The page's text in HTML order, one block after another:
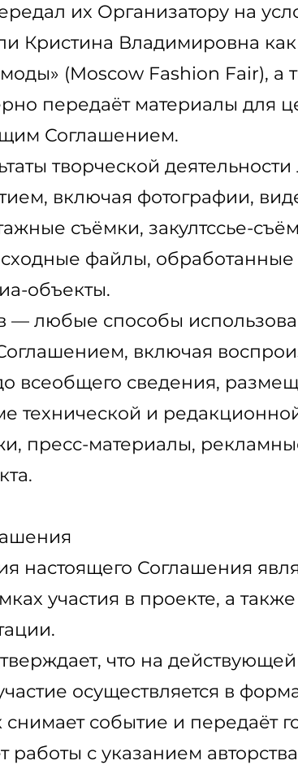
их Организатору на
Кристина Владимировна как
(Moscow Fashion Fair), а
передаёт материалы для
Соглашением.
творческой
включая фотографии,
съёмки, закултссье-
файлы, обработанные
объекты.
— любые способы
включая
всеобщего сведения,
технической и
пресс-материалы,
настоящего Соглашения
участия в проекте, а
что на
осуществляется в
событие и передаёт
с указанием